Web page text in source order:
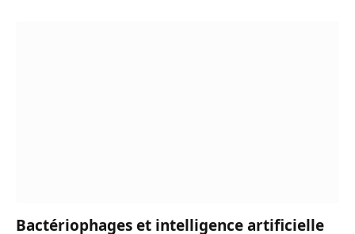
Bactériophages et intelligence artificielle